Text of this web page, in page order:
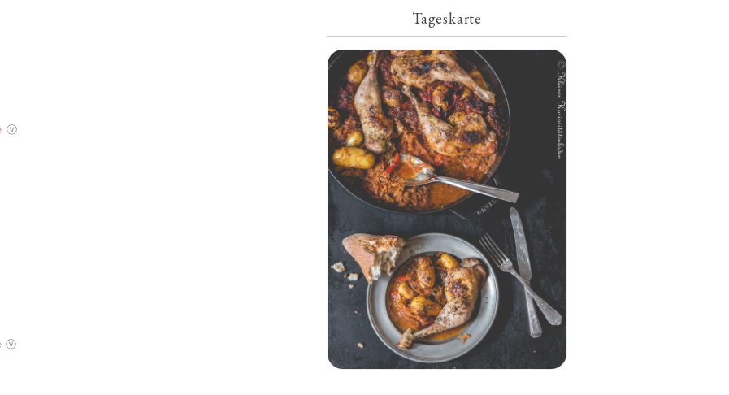
ⓥ
ⓥ
Tageskarte
Geschmorte Hähnchenschenkel auf
Paprikakraut und kleinen Kartoffeln